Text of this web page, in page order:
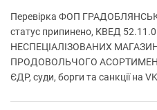
Перевірка ФОП
статус припинено, КВЕД
НЕСПЕЦІАЛІЗОВАНИХ
ПРОДОВОЛЬЧОГО
ЄДР, суди, борги та санкції на